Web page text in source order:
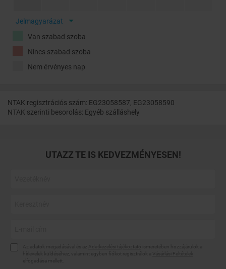
Jelmagyarázat
Van szabad szoba
Nincs szabad szoba
Nem érvényes nap
NTAK regisztrációs szám: EG23058587, EG23058590
NTAK szerinti besorolás: Egyéb szálláshely
UTAZZ TE IS KEDVEZMÉNYESEN!